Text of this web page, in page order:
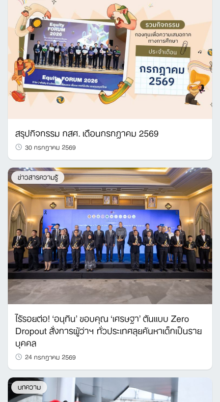
สรุปกิจกรรม กสศ. เดือนกรกฎาคม 2569
30 กรกฎาคม 2569
ข่าวสารความรู้
ไร้รอยต่อ! ‘อนุทิน’ ขอบคุณ ‘เศรษฐา’ ต้นแบบ Zero
Dropout สั่งการผู้ว่าฯ ทั่วประเทศลุยค้นหาเด็กเป็นราย
บุคคล
24 กรกฎาคม 2569
บทความ